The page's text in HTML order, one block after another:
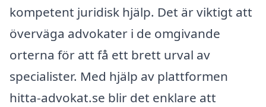
kompetent juridisk hjälp. Det är viktigt att
överväga advokater i de omgivande
orterna för att få ett brett urval av
specialister. Med hjälp av plattformen
hitta-advokat.se blir det enklare att